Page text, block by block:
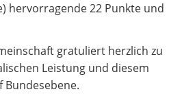
hervorragende 22 Punkte und
gratuliert herzlich zu
Leistung und diesem